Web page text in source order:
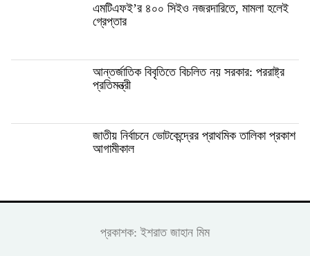
এমটিএফই’র ৪০০ সিইও নজরদারিতে, মামলা হলেই
গ্রেপ্তার
আন্তর্জাতিক বিবৃতিতে বিচলিত নয় সরকার: পররাষ্ট্র
প্রতিমন্ত্রী
জাতীয় নির্বাচনে ভোটকেন্দ্রের প্রাথমিক তালিকা প্রকাশ
আগামীকাল
প্রকাশক: ইশরাত জাহান মিম